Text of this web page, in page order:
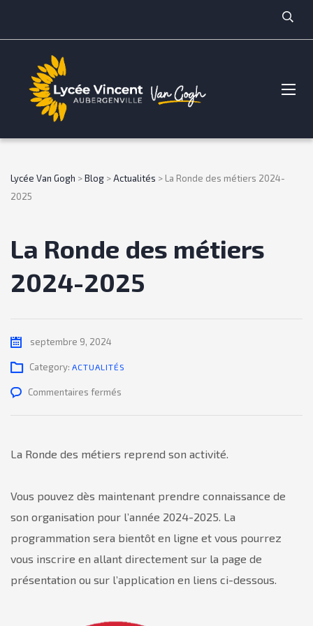
Lycée Van Gogh >Blog >Actualités > La Ronde des métiers 2024-
2025
La Ronde des métiers
2024-2025
septembre 9, 2024
Category: ACTUALITÉS
Commentaires fermés
métiers
2025
La Ronde des métiers reprend son activité.
Vous pouvez dès maintenant prendre connaissance de
son organisation pour l’année 2024-2025. La
programmation sera bientôt en ligne et vous pourrez
vous inscrire en allant directement sur la page de
présentation ou sur l’application en liens ci-dessous.